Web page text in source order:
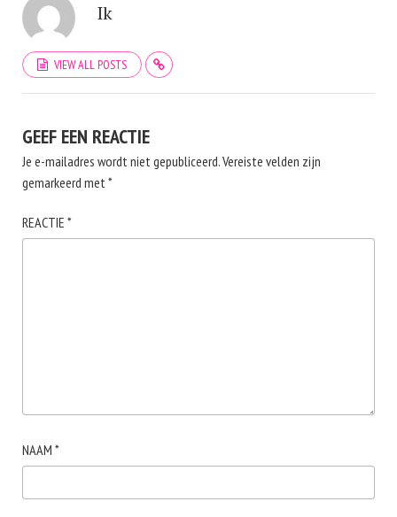
Ik
VIEW ALL POSTS
GEEF EEN REACTIE
Je e-mailadres wordt niet gepubliceerd.Vereiste velden zijn
gemarkeerd met*
REACTIE *
NAAM *